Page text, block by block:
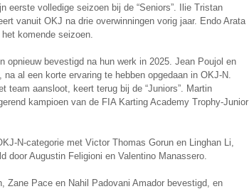
volledige seizoen bij de “Seniors”. Ilie Tristan
vanuit OKJ na drie overwinningen vorig jaar. Endo Arata
komende seizoen.
opnieuw bevestigd na hun werk in 2025. Jean Poujol en
al een korte ervaring te hebben opgedaan in OKJ-N.
team aansloot, keert terug bij de “Juniors”. Martin
kampioen van de FIA Karting Academy Trophy-Junior
N-categorie met Victor Thomas Gorun en Linghan Li,
door Augustin Feligioni en Valentino Manassero.
Zane Pace en Nahil Padovani Amador bevestigd, en